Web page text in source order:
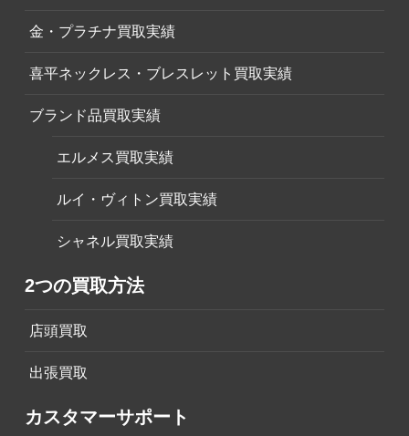
金・プラチナ買取実績
喜平ネックレス・ブレスレット買取実績
ブランド品買取実績
エルメス買取実績
ルイ・ヴィトン買取実績
シャネル買取実績
2つの買取方法
店頭買取
出張買取
カスタマーサポート